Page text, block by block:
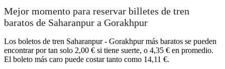
Mejor momento para reservar billetes de tren
baratos de Saharanpur a Gorakhpur
Los boletos de tren Saharanpur - Gorakhpur más baratos se pueden
encontrar por tan solo 2,00 € si tiene suerte, o 4,35 € en promedio.
El boleto más caro puede costar tanto como 14,11 €.